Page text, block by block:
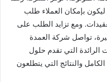
للتواصل وهو 505030468، ليكون بإمكان العملاء طلب
ومع تزايد الطلب على
تواصل شركة العمدة
التي تقدم حلول
والنتائج التي يتطلعون